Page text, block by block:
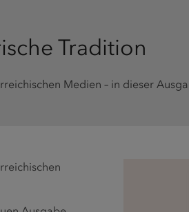
Tradition
Medien – in dieser